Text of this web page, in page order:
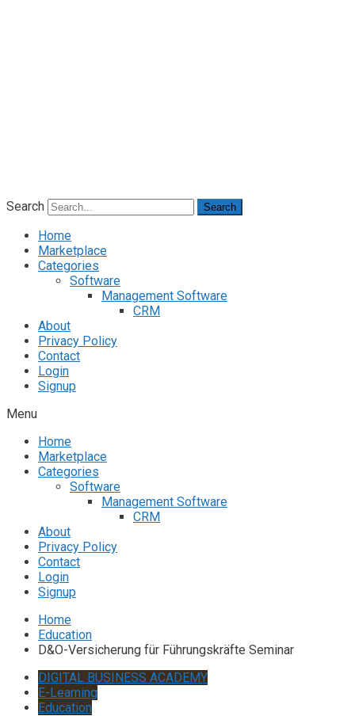
Search Search
Home
Marketplace
Categories
Software
Management Software
CRM
About
Privacy Policy
Contact
Login
Signup
Menu
Home
Marketplace
Categories
Software
Management Software
CRM
About
Privacy Policy
Contact
Login
Signup
Home
Education
D&O-Versicherung für Führungskräfte Seminar
DIGITAL BUSINESS ACADEMY
E-Learning
Education